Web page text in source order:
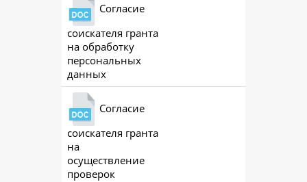
Согласие
соискателя гранта
на обработку
персональных
данных
Согласие
соискателя гранта
на
осуществление
проверок